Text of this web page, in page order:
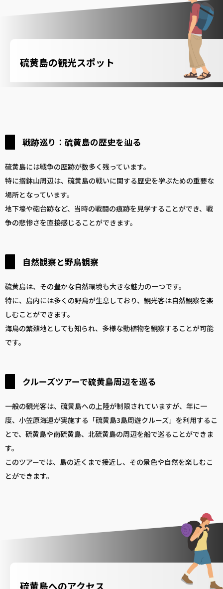
硫黄島の観光スポット
戦跡巡り：硫黄島の歴史を辿る
硫黄島には戦争の歴跡が数多く残っています。
特に摺鉢山周辺は、硫黄島の戦いに関する歴史を学ぶための重要な
場所となっています。
地下壕や砲台跡など、当時の戦闘の痕跡を見学することができ、戦
争の悲惨さを直接感じることができます。
自然観察と野鳥観察
硫黄島は、その豊かな自然環境も大きな魅力の一つです。
特に、島内には多くの野鳥が生息しており、観光客は自然観察を楽
しむことができます。
海鳥の繁殖地としても知られ、多様な動植物を観察することが可能
です。
クルーズツアーで硫黄島周辺を巡る
一般の観光客は、硫黄島への上陸が制限されていますが、年に一
度、小笠原海運が実施する「硫黄島3島周遊クルーズ」を利用するこ
とで、硫黄島や南硫黄島、北硫黄島の周辺を船で巡ることができま
す。
このツアーでは、島の近くまで接近し、その景色や自然を楽しむこ
とができます。
硫黄島へのアクセス